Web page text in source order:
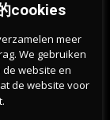
cookies
meer
We gebruiken
website en
de website voor